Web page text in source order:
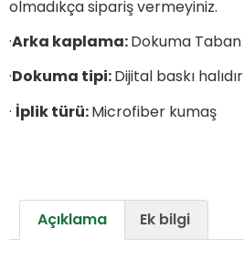
olmadıkça sipariş vermeyiniz.
·Arka kaplama:Dokuma Taban
·Dokuma tipi:Dijital baskı halıdır
· İplik türü:Microfiber kumaş
Açıklama Ek bilgi